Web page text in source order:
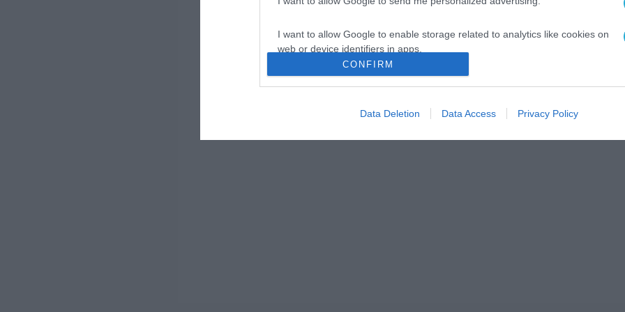
I want to allow Google to enable storage related to analytics like cookies on
web or device identifiers in apps.
I want to allow Google to enable storage related to functionality of the website
I want to allow Google to enable storage related to personalization.
CONFIRM
Data Deletion Data Access Privacy Policy